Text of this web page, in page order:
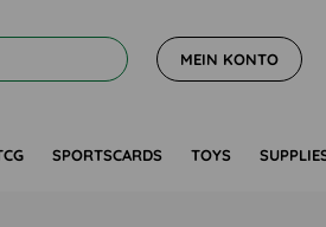
MEIN KONTO
SPORTSCARDS TOYS